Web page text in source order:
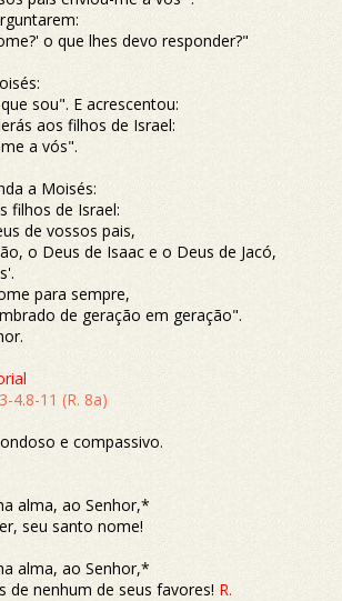
o que lhes devo responder?"
sou". E acrescentou:
aos filhos de Israel:
a vós".
a Moisés:
filhos de Israel:
de vossos pais,
o Deus de Isaac e o Deus de Jacó,
para sempre,
de geração em geração".
4.8-11 (R. 8a)
e compassivo.
alma, ao Senhor,*
seu santo nome!
alma, ao Senhor,*
de nenhum de seus favores! R.